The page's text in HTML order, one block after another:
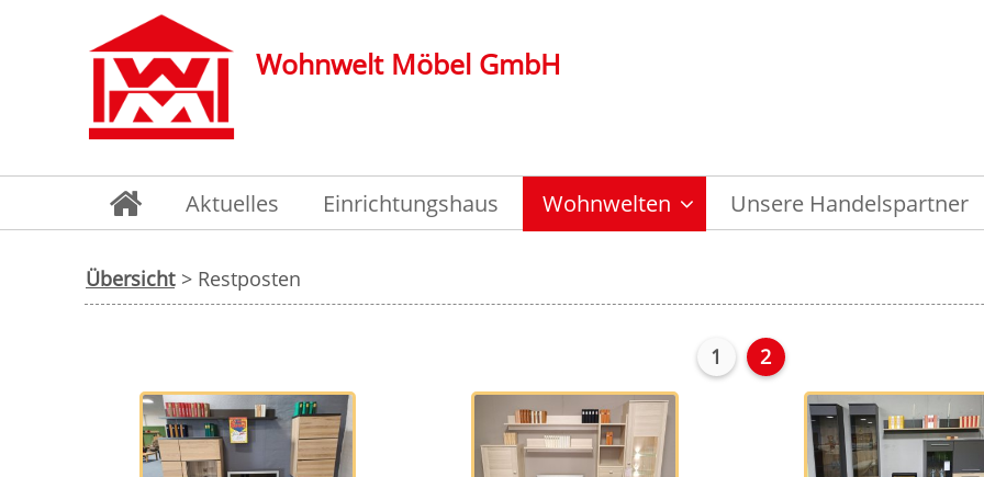
Wohnwelt Möbel GmbH
Aktuelles Einrichtungshaus Wohnwelten Unsere Handelspartner
Übersicht > Restposten
1 2